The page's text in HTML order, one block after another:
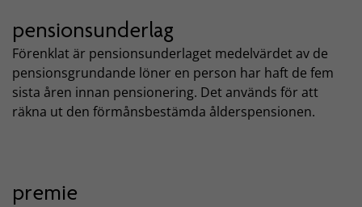
pensionsunderlag
Förenklat är pensionsunderlaget medelvärdet av de
pensionsgrundande löner en person har haft de fem
sista åren innan pensionering. Det används för att
räkna ut den förmånsbestämda ålderspensionen.
premie